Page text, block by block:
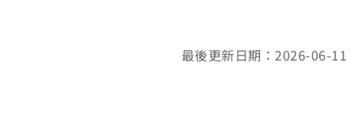
最後更新日期：2026-06-11